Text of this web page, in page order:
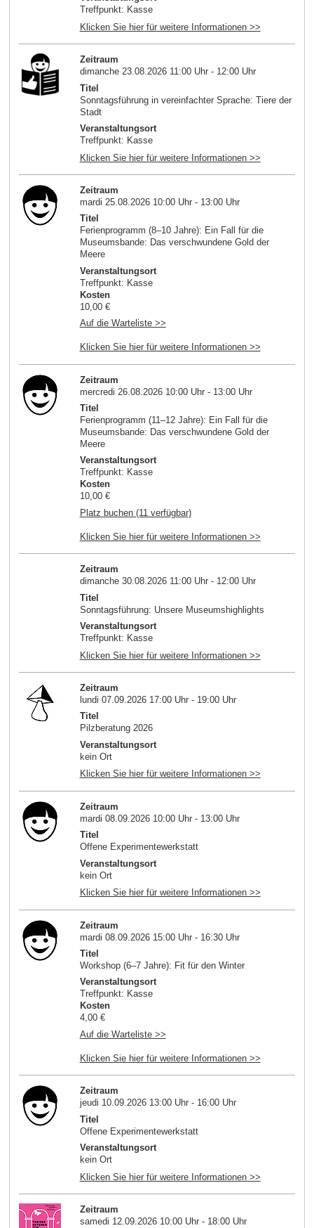
Treffpunkt: Kasse
Klicken Sie hier für weitere Informationen >>
Zeitraum
dimanche 23.08.2026 11:00 Uhr - 12:00 Uhr
Titel
Sonntagsführung in vereinfachter Sprache: Tiere der
Stadt
Veranstaltungsort
Treffpunkt: Kasse
Klicken Sie hier für weitere Informationen >>
Zeitraum
mardi 25.08.2026 10:00 Uhr - 13:00 Uhr
Titel
Ferienprogramm (8–10 Jahre): Ein Fall für die
Museumsbande: Das verschwundene Gold der
Meere
Veranstaltungsort
Treffpunkt: Kasse
Kosten
10,00 €
Auf die Warteliste >>
Klicken Sie hier für weitere Informationen >>
Zeitraum
mercredi 26.08.2026 10:00 Uhr - 13:00 Uhr
Titel
Ferienprogramm (11–12 Jahre): Ein Fall für die
Museumsbande: Das verschwundene Gold der
Meere
Veranstaltungsort
Treffpunkt: Kasse
Kosten
10,00 €
Platz buchen (11 verfügbar)
Klicken Sie hier für weitere Informationen >>
Zeitraum
dimanche 30.08.2026 11:00 Uhr - 12:00 Uhr
Titel
Sonntagsführung: Unsere Museumshighlights
Veranstaltungsort
Treffpunkt: Kasse
Klicken Sie hier für weitere Informationen >>
Zeitraum
lundi 07.09.2026 17:00 Uhr - 19:00 Uhr
Titel
Pilzberatung 2026
Veranstaltungsort
kein Ort
Klicken Sie hier für weitere Informationen >>
Zeitraum
mardi 08.09.2026 10:00 Uhr - 13:00 Uhr
Titel
Offene Experimentewerkstatt
Veranstaltungsort
kein Ort
Klicken Sie hier für weitere Informationen >>
Zeitraum
mardi 08.09.2026 15:00 Uhr - 16:30 Uhr
Titel
Workshop (6–7 Jahre): Fit für den Winter
Veranstaltungsort
Treffpunkt: Kasse
Kosten
4,00 €
Auf die Warteliste >>
Klicken Sie hier für weitere Informationen >>
Zeitraum
jeudi 10.09.2026 13:00 Uhr - 16:00 Uhr
Titel
Offene Experimentewerkstatt
Veranstaltungsort
kein Ort
Klicken Sie hier für weitere Informationen >>
Zeitraum
samedi 12.09.2026 10:00 Uhr - 18:00 Uhr